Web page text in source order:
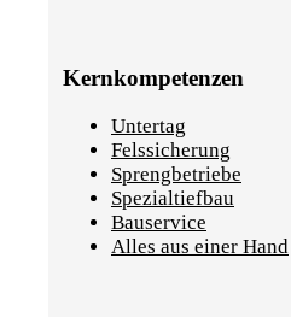
Kernkompetenzen
Untertag
Felssicherung
Sprengbetriebe
Spezialtiefbau
Bauservice
Alles aus einer Hand